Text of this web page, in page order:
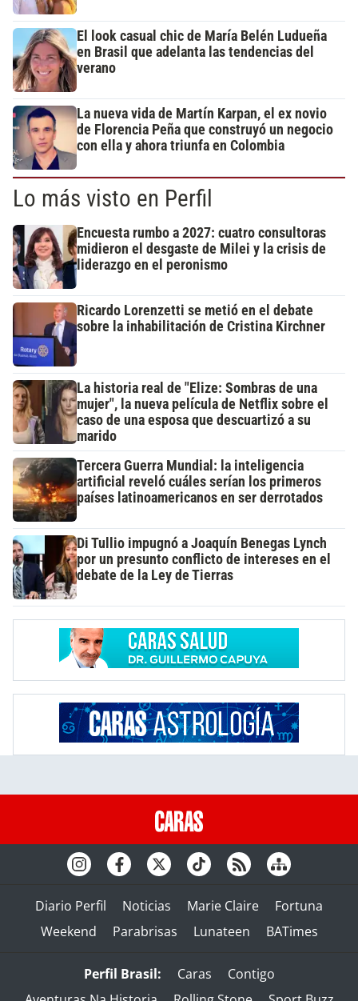
El look casual chic de María Belén Ludueña
en Brasil que adelanta las tendencias del
verano
La nueva vida de Martín Karpan, el ex novio
de Florencia Peña que construyó un negocio
con ella y ahora triunfa en Colombia
Lo más visto en Perfil
Encuesta rumbo a 2027: cuatro consultoras
midieron el desgaste de Milei y la crisis de
liderazgo en el peronismo
Ricardo Lorenzetti se metió en el debate
sobre la inhabilitación de Cristina Kirchner
La historia real de "Elize: Sombras de una
mujer", la nueva película de Netflix sobre el
caso de una esposa que descuartizó a su
marido
Tercera Guerra Mundial: la inteligencia
artificial reveló cuáles serían los primeros
países latinoamericanos en ser derrotados
Di Tullio impugnó a Joaquín Benegas Lynch
por un presunto conflicto de intereses en el
debate de la Ley de Tierras
Diario Perfil Noticias Marie Claire
Fortuna
Weekend
Parabrisas Lunateen BATimes
Perfil Brasil: Caras
Contigo